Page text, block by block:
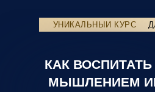
УНИКАЛЬНЫЙ КУРС
КАК
МЫШЛЕНИЕМ